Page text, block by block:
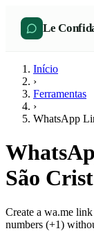
Le
Início
›
Ferramentas
›
WhatsApp
São
Create a wa.me
numbers (+1)